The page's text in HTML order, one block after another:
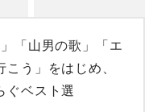
「山男の歌」「エ
う」をはじめ、
ぐベスト選